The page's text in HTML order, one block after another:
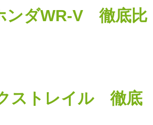
ンダWR-V 徹底比
ストレイル 徹底